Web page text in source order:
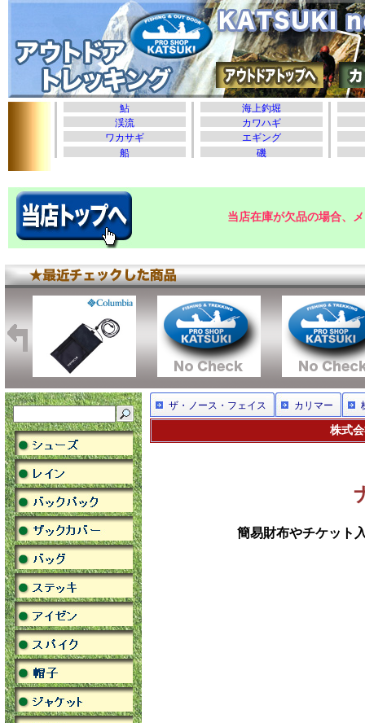
当店在庫が欠品の場合、
ザ・ノース・フェイス カリマー
株式
簡易財布やチケット